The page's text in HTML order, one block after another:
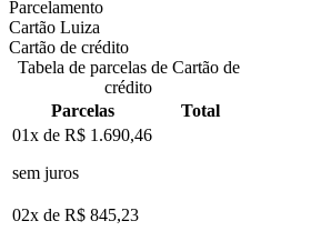
Parcelamento
Cartão Luiza
Cartão de crédito
Tabela de parcelas de Cartão de
crédito
Parcelas
Total
01x de R$ 1.690,46
sem juros
02x de R$ 845,23